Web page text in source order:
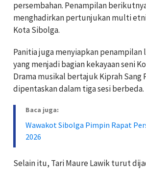
persembahan. Penampilan
menghadirkan pertunjukan multi
Kota Sibolga.
Panitia juga menyiapkan penampilan
yang menjadi bagian kekayaan seni
Drama musikal bertajuk Kiprah Sang
dipentaskan dalam tiga sesi berbeda.
Baca juga:
Wawakot Sibolga Pimpin Rapat
2026
Selain itu, Tari Maure Lawik turut